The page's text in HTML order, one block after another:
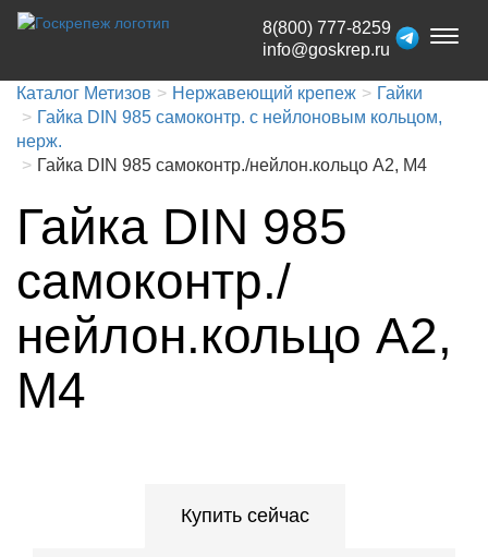
Toggle
8(800) 777-8259
info@goskrep.ru
Каталог Метизов Нержавеющий крепеж
Гайки
Гайка DIN 985 самоконтр. с нейлоновым кольцом,
нерж.
Гайка DIN 985 самоконтр./нейлон.кольцо A2, М4
Гайка DIN 985
самоконтр./
нейлон.кольцо A2,
М4
Купить сейчас